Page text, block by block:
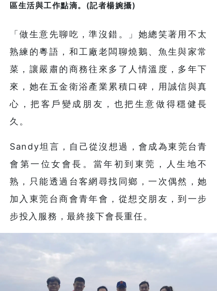
區生活與工作點滴。(記者楊婉攝)
「做生意先聊吃，準沒錯。」她總笑著用不太
熟練的粵語，和工廠老闆聊燒鵝、魚生與家常
菜，讓嚴肅的商務往來多了人情溫度，多年下
來，她在五金衛浴產業累積口碑，用誠信與真
心，把客戶變成朋友，也把生意做得穩健長
久。
Sandy坦言，自己從沒想過，會成為東莞台青
會第一位女會長。當年初到東莞，人生地不
熟，只能透過台客網尋找同鄉，一次偶然，她
加入東莞台商會青年會，從想交朋友，到一步
步投入服務，最終接下會長重任。